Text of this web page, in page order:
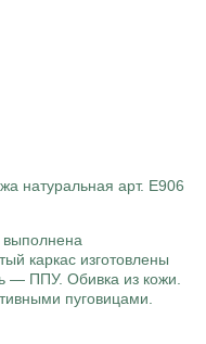
натуральная арт. E906
каркас изготовлены
— ППУ. Обивка из кожи.
пуговицами.